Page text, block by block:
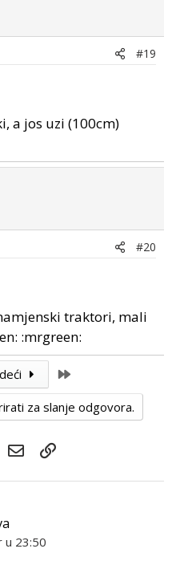
#19
a jos uzi (100cm)
#20
traktori, mali
:mrgreen:
za slanje odgovora.
WhatsApp
Email
u 23:50